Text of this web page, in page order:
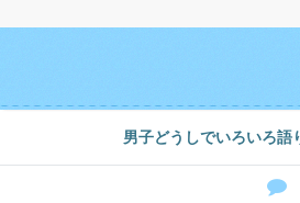
男子どうしでいろいろ語